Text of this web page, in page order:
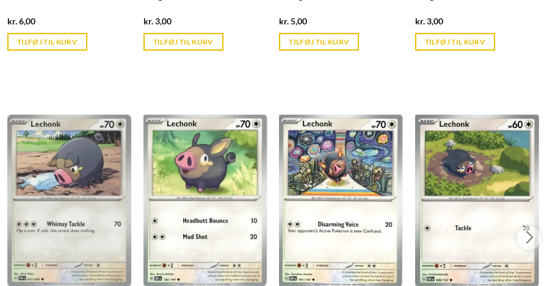
kr.6,00Current
is:
kr. 39,95.
TILFØJ TIL KURV
kr.3,00Current
is:
kr. 39,95.
TILFØJ TIL KURV
kr.5,00Current
is:
kr. 39,95.
TILFØJ TIL KURV
kr.3,00Current
is:
kr. 39,95.
TILFØJ TIL KURV